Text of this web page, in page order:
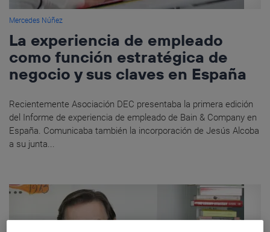
Mercedes Núñez
La experiencia de empleado
como función estratégica de
negocio y sus claves en España
Recientemente Asociación DEC presentaba la primera edición
del Informe de experiencia de empleado de Bain & Company en
España. Comunicaba también la incorporación de Jesús Alcoba
a su junta...